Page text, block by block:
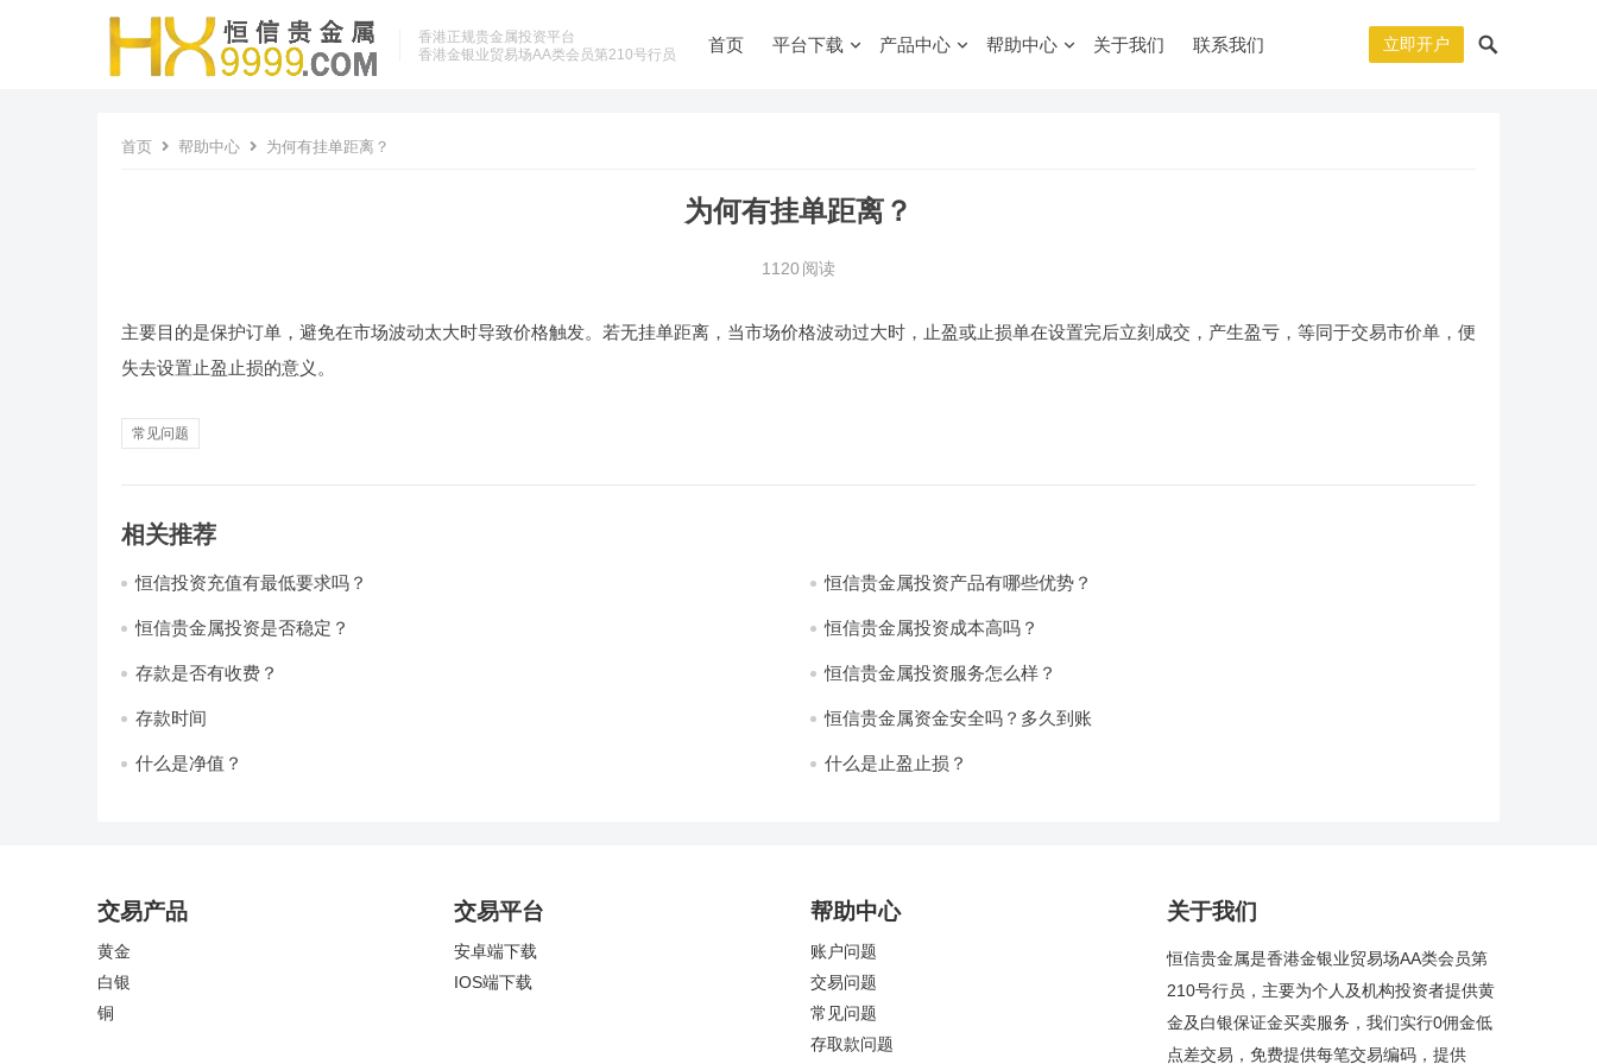
香港正规贵金属投资平台
香港金银业贸易场AA类会员第210号行员
首页 平台下载 产品中心 帮助中心 关于我们 联系我们 立即开户
首页 帮助中心 为何有挂单距离？
为何有挂单距离？
1120 阅读
主要目的是保护订单，避免在市场波动太大时导致价格触发。若无挂单距离，当市场价格波动过大时，止盈或止损单在设置完后立刻成交，产生盈亏，等同于交易市价单，便
失去设置止盈止损的意义。
常见问题
相关推荐
恒信投资充值有最低要求吗？ 恒信贵金属投资产品有哪些优势？
恒信贵金属投资是否稳定？ 恒信贵金属投资成本高吗？
存款是否有收费？ 恒信贵金属投资服务怎么样？
存款时间 恒信贵金属资金安全吗？多久到账
什么是净值？ 什么是止盈止损？
交易产品
黄金
白银
铜
交易平台
安卓端下载
IOS端下载
帮助中心
账户问题
交易问题
常见问题
存取款问题
关于我们
恒信贵金属是香港金银业贸易场AA类会员第
210号行员，主要为个人及机构投资者提供黄
金及白银保证金买卖服务，我们实行0佣金低
点差交易，免费提供每笔交易编码，提供